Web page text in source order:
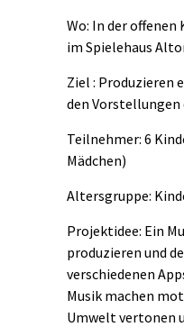
Wo: In der offenen
im Spielehaus
Ziel : Produzieren
den Vorstellungen
Teilnehmer: 6
Mädchen)
Altersgruppe:
Projektidee: Ein
produzieren und
verschiedenen
Musik machen
Umwelt vertonen